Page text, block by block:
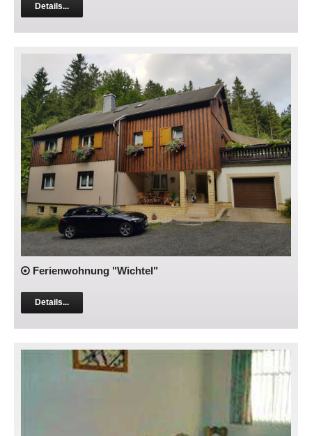
Details...
Ferienwohnung "Wichtel"
Details...